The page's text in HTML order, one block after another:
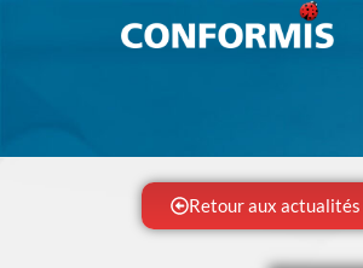
Retour aux actualités